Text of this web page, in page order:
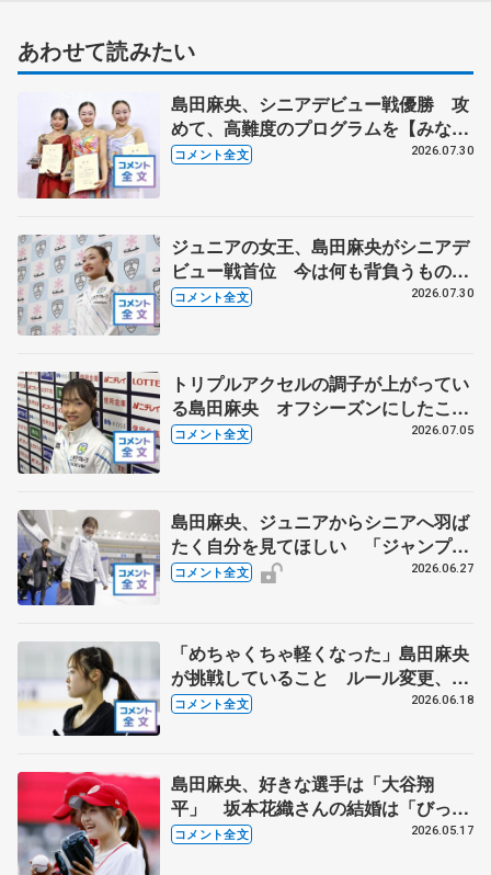
あわせて読みたい
島田麻央、シニアデビュー戦優勝 攻
めて、高難度のプログラムを【みなと
アクルス杯フリー】
コメント全文 2026.07.30
ジュニアの女王、島田麻央がシニアデ
ビュー戦首位 今は何も背負うものが
ない【みなとアクルス杯ＳＰ】
コメント全文 2026.07.30
トリプルアクセルの調子が上がってい
る島田麻央 オフシーズンにしたこと
は... 【全日本シニア強化合宿】
コメント全文 2026.07.05
島田麻央、ジュニアからシニアへ羽ば
たく自分を見てほしい 「ジャンプば
っかりに意識がいっていたけど…」
コメント全文 2026.06.27
「めちゃくちゃ軽くなった」島田麻央
が挑戦していること ルール変更、長
所を伸ばし結果につなぐ 【木下グル
コメント全文 2026.06.18
島田麻央、好きな選手は「大谷翔
平」 坂本花織さんの結婚は「びっく
り」【エンゼルス対ドジャース戦始球
コメント全文 2026.05.17